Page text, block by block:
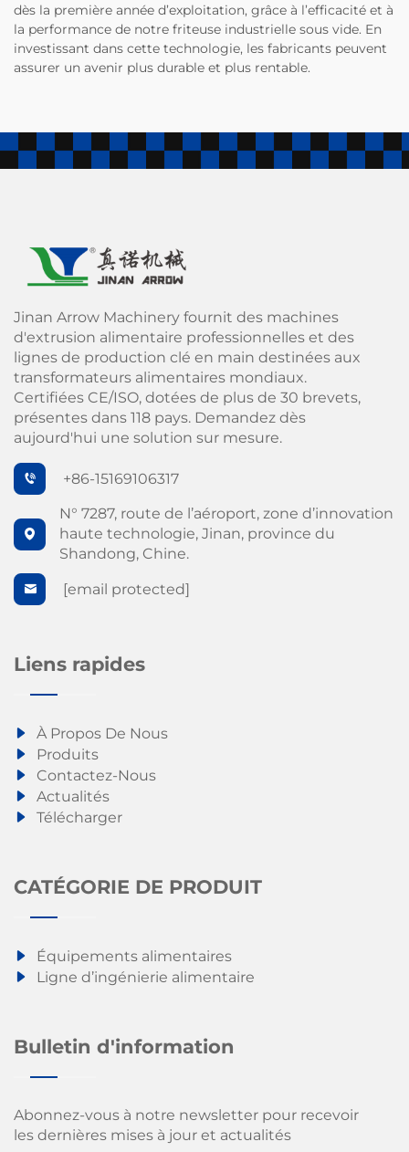
dès la première année d’exploitation, grâce à l’efficacité et à
la performance de notre friteuse industrielle sous vide. En
investissant dans cette technologie, les fabricants peuvent
assurer un avenir plus durable et plus rentable.
Jinan Arrow Machinery fournit des machines
d'extrusion alimentaire professionnelles et des
lignes de production clé en main destinées aux
transformateurs alimentaires mondiaux.
Certifiées CE/ISO, dotées de plus de 30 brevets,
présentes dans 118 pays. Demandez dès
aujourd'hui une solution sur mesure.
+86-15169106317
N° 7287, route de l’aéroport, zone d’innovation
haute technologie, Jinan, province du
Shandong, Chine.
[email protected]
Liens rapides
À Propos De Nous
Produits
Contactez-Nous
Actualités
Télécharger
CATÉGORIE DE PRODUIT
Équipements alimentaires
Ligne d’ingénierie alimentaire
Bulletin d'information
Abonnez-vous à notre newsletter pour recevoir
les dernières mises à jour et actualités